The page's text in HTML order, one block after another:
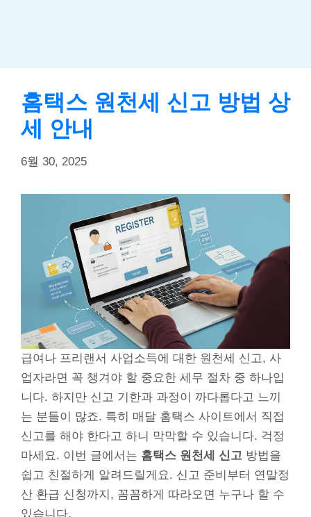
홈택스 원천세 신고 방법 상
세 안내
6월 30, 2025
급여나 프리랜서 사업소득에 대한 원천세 신고, 사
업자라면 꼭 챙겨야 할 중요한 세무 절차 중 하나입
니다. 하지만 신고 기한과 과정이 까다롭다고 느끼
는 분들이 많죠. 특히 매달 홈택스 사이트에서 직접
신고를 해야 한다고 하니 막막할 수 있습니다. 걱정
마세요. 이번 글에서는 홈택스 원천세 신고 방법을
쉽고 친절하게 알려드릴게요. 신고 준비부터 연말정
산 환급 신청까지, 꼼꼼하게 따라오면 누구나 할 수
있습니다.